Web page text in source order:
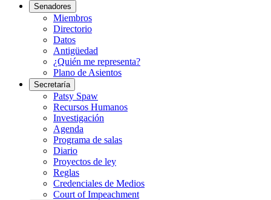
Senadores
Miembros
Directorio
Datos
Antigüedad
¿Quién me representa?
Plano de Asientos
Secretaría
Patsy Spaw
Recursos Humanos
Investigación
Agenda
Programa de salas
Diario
Proyectos de ley
Reglas
Credenciales de Medios
Court of Impeachment